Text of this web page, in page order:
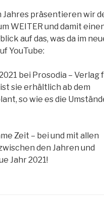
präsentieren wir
WEITER und damit
auf das, was da im
YouTube:
bei Prosodia – Verlag
sie erhältlich ab dem
so wie es die
Zeit – bei und mit allen
den Jahren und
Jahr 2021!